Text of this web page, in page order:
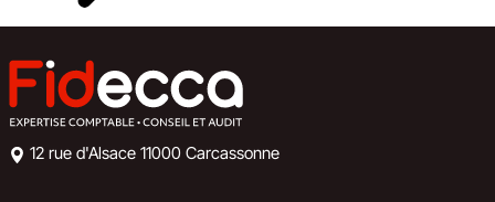
12 rue d'Alsace 11000 Carcassonne